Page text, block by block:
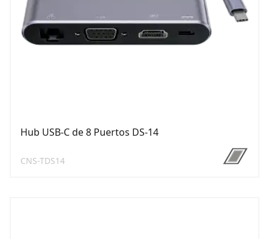
Hub USB-C de 8 Puertos DS-14
CNS-TDS14